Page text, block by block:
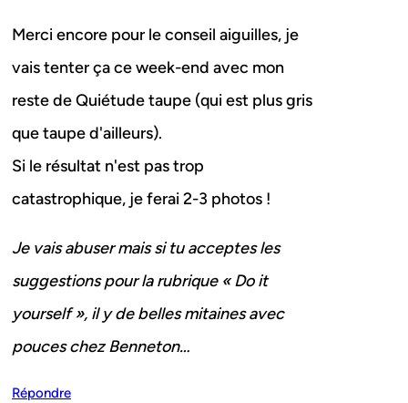
Merci encore pour le conseil aiguilles, je
vais tenter ça ce week-end avec mon
reste de Quiétude taupe (qui est plus gris
que taupe d'ailleurs).
Si le résultat n'est pas trop
catastrophique, je ferai 2-3 photos !
Je vais abuser mais si tu acceptes les
suggestions pour la rubrique « Do it
yourself », il y de belles mitaines avec
pouces chez Benneton…
Répondre